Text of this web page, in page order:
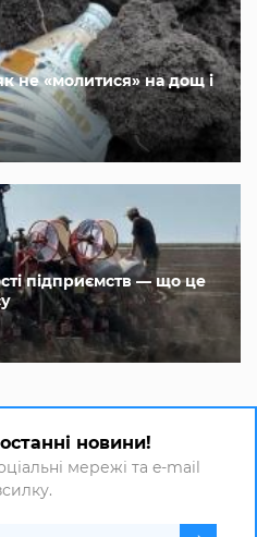
не «молитися» на дощ і
підприємств — що це
новини!
мережі та e-mail